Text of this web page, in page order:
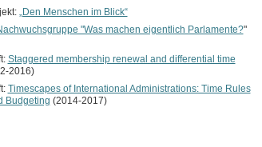
„Den Menschen im Blick“
"Was machen eigentlich Parlamente?"
Staggered membership renewal and differential time
2016)
Timescapes of International Administrations: Time Rules
Budgeting (2014-2017)